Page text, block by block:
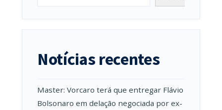
Notícias recentes
Master: Vorcaro terá que entregar Flávio
Bolsonaro em delação negociada por ex-